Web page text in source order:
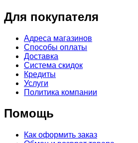
Для покупателя
Адреса магазинов
Способы оплаты
Доставка
Система скидок
Кредиты
Услуги
Политика компании
Помощь
Как оформить заказ